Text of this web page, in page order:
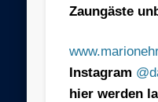
Zaungäste
Instagram
hier werden